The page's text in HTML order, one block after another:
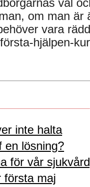
väl
om man är
vara
hjälpen-
inte halta
en lösning?
för vår
första maj